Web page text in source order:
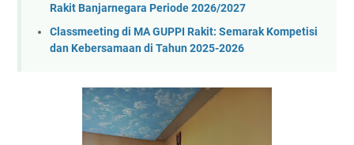
Rakit Banjarnegara Periode 2026/2027
Classmeeting di MA GUPPI Rakit: Semarak Kompetisi
dan Kebersamaan di Tahun 2025-2026